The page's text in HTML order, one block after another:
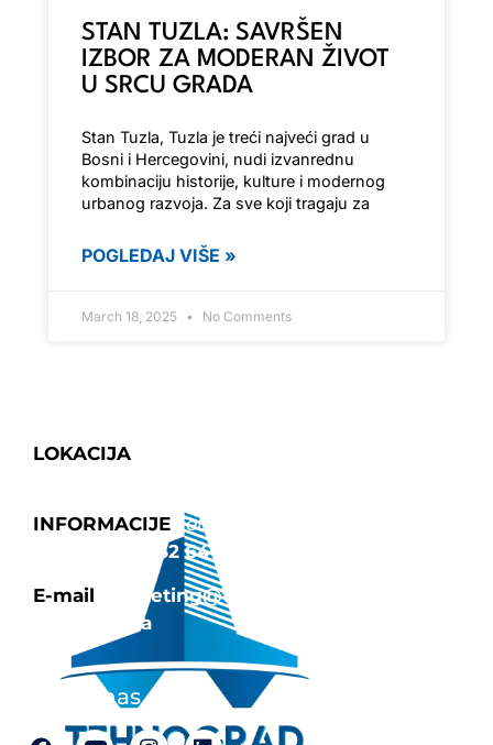
STAN TUZLA: SAVRŠEN
IZBOR ZA MODERAN ŽIVOT
U SRCU GRADA
Stan Tuzla, Tuzla je treći najveći grad u
Bosni i Hercegovini, nudi izvanrednu
kombinaciju historije, kulture i modernog
urbanog razvoja. Za sve koji tragaju za
POGLEDAJ VIŠE »
March 18, 2025 No Comments
LOKACIJA
INFORMACIJE Tel: 035/252-642
387 35 252 640
E-mail
marketing@tehnograd-
company.ba
Pratite nas